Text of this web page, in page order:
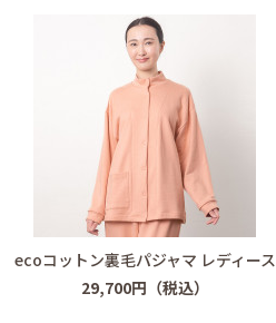
ecoコットン裏毛パジャマ レディース
29,700円（税込）